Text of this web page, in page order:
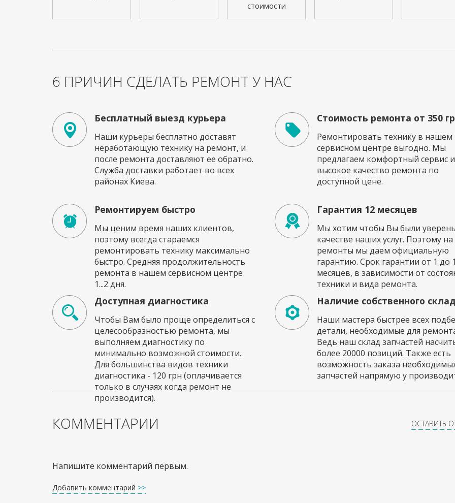
стоимости
6 ПРИЧИН СДЕЛАТЬ РЕМОНТ У НАС
Бесплатный выезд курьера
Наши курьеры бесплатно доставят
неработающую технику на ремонт, и
после ремонта доставляют ее обратно.
Служба доставки работает во всех
районах Киева.
Стоимость ремонта от 350
Ремонтировать технику в нашем
сервисном центре выгодно. Мы
предлагаем комфортный сервис и
высокое качество ремонта по
доступной цене.
Ремонтируем быстро
Мы ценим время наших клиентов,
поэтому всегда стараемся
ремонтировать технику максимально
быстро. Средняя продолжительность
ремонта в нашем сервисном центре
1...2 дня.
Гарантия 12 месяцев
Мы хотим чтобы Вы были
качестве наших услуг. Поэтому на
ремонты мы даем официальную
гарантию. Срок гарантии от 1 до
месяцев, в зависимости от
техники и вида ремонта.
Доступная диагностика
Чтобы Вам было проще определиться с
целесообразностью ремонта, мы
выполняем диагностику по
минимально возможной стоимости.
Для большинства видов техники
диагностика - 120 грн (оплачивается
только в случаях когда ремонт не
производится).
Наличие собственного
Наши мастера быстрее всех
детали, необходимые для
Ведь наш склад запчастей
более 20000 позиций. Также есть
возможность заказа
запчастей напрямую у
КОММЕНТАРИИ ОСТАВИТЬ
Напишите комментарий первым.
Добавить комментарий >>